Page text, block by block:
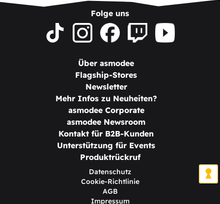
Folge uns
Über asmodee
Flagship-Stores
Newsletter
Mehr Infos zu Neuheiten?
asmodee Corporate
asmodee Newsroom
Kontakt für B2B-Kunden
Unterstützung für Events
Produktrückruf
Datenschutz
Cookie-Richtlinie
AGB
Impressum